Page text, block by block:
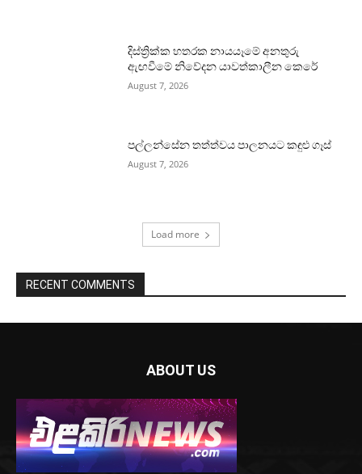
දිස්ත්‍රික්ක හතරක නායයෑමේ අනතුරු
ඇඟවීමේ නිවේදන යාවත්කාලීන කෙරේ
August 7, 2026
පල්ලන්සේන තත්ත්වය පාලනයට කඳුළු ගෑස්
August 7, 2026
Load more
RECENT COMMENTS
ABOUT US